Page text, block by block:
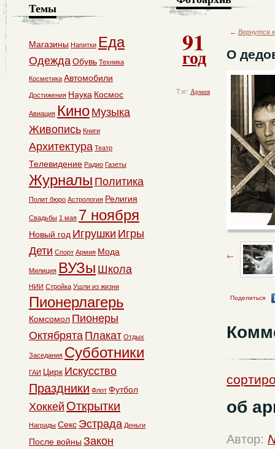
91
год
Тэг: Армия
← Вернутся
О
Поделиться
об
Автор:
Темы
Магазины Напитки Еда
ОдеждаОбувь Техника
Косметика Автомобили
Достижения Наука Космос
Авиация Кино Музыка
Живопись Книги
Архитектура Театр
Телевидение Радио Газеты
Журналы Политика
Полит бюро Астрология Религия
Свадьбы 1 мая 7 ноября
Новый год Игрушки Игры
Дети Спорт Армия Мода
Милиция ВУЗы Школа
НИИ Стройка Ушли из жизни
Пионерлагерь
Комсомол Пионеры
Октябрята Плакат Отдых
Заседания Субботники
ГАИ Цирк Искусство
Праздники Флот Футбол
Хоккей Открытки
Награды Секс Эстрада Деньги
После войны Закон